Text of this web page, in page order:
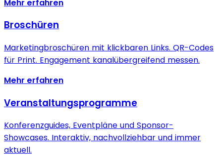
Mehr erfahren
Broschüren
Marketingbroschüren mit klickbaren Links. QR-Codes
für Print. Engagement kanalübergreifend messen.
Mehr erfahren
Veranstaltungsprogramme
Konferenzguides, Eventpläne und Sponsor-
Showcases. Interaktiv, nachvollziehbar und immer
aktuell.